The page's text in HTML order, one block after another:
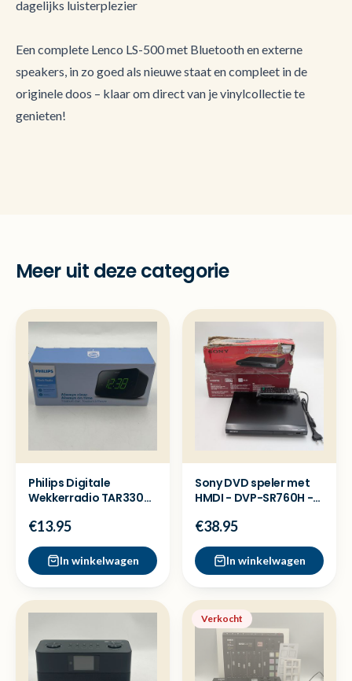
dagelijks luisterplezier
Een complete Lenco LS-500 met Bluetooth en externe
speakers, in zo goed als nieuwe staat en compleet in de
originele doos – klaar om direct van je vinylcollectie te
genieten!
Meer uit deze categorie
Philips Digitale
Wekkerradio TAR3306
€13.95
In winkelwagen
Sony DVD speler met
HMDI - DVP-SR760H -
€38.95
In winkelwagen
Verkocht